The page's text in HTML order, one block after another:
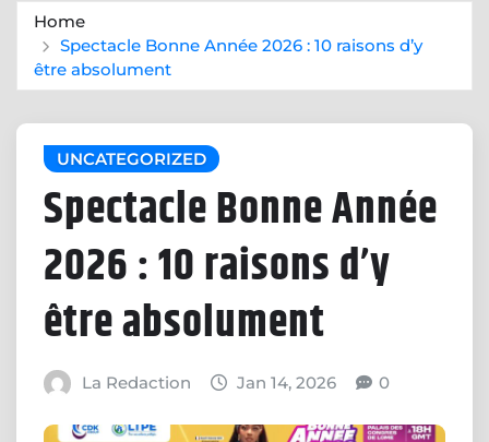
Home
Spectacle Bonne Année 2026 : 10 raisons d’y
être absolument
UNCATEGORIZED
Spectacle Bonne Année
2026 : 10 raisons d’y
être absolument
La Redaction Jan 14, 2026 0